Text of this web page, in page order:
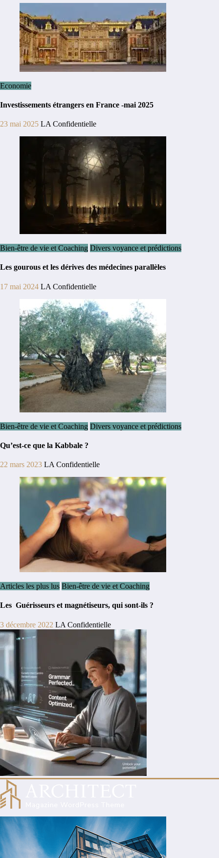
Economie
Investissements étrangers en France -mai 2025
23 mai 2025 LA Confidentielle
Bien-être de vie et Coaching Divers voyance et prédictions
Les gourous et les dérives des médecines parallèles
17 mai 2024 LA Confidentielle
Bien-être de vie et Coaching Divers voyance et prédictions
Qu’est-ce que la Kabbale ?
22 mars 2023 LA Confidentielle
Articles les plus lus Bien-être de vie et Coaching
Les Guérisseurs et magnétiseurs, qui sont-ils ?
3 décembre 2022 LA Confidentielle